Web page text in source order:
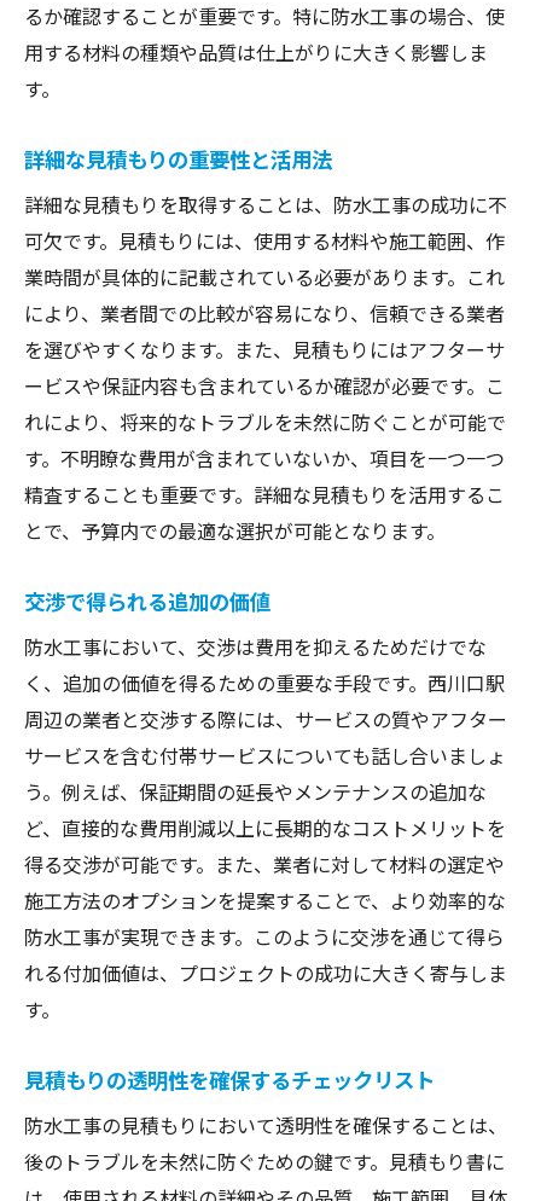
るか確認することが重要です。特に防水工事の場合、使
用する材料の種類や品質は仕上がりに大きく影響しま
す。
詳細な見積もりの重要性と活用法
詳細な見積もりを取得することは、防水工事の成功に不
可欠です。見積もりには、使用する材料や施工範囲、作
業時間が具体的に記載されている必要があります。これ
により、業者間での比較が容易になり、信頼できる業者
を選びやすくなります。また、見積もりにはアフターサ
ービスや保証内容も含まれているか確認が必要です。こ
れにより、将来的なトラブルを未然に防ぐことが可能で
す。不明瞭な費用が含まれていないか、項目を一つ一つ
精査することも重要です。詳細な見積もりを活用するこ
とで、予算内での最適な選択が可能となります。
交渉で得られる追加の価値
防水工事において、交渉は費用を抑えるためだけでな
く、追加の価値を得るための重要な手段です。西川口駅
周辺の業者と交渉する際には、サービスの質やアフター
サービスを含む付帯サービスについても話し合いましょ
う。例えば、保証期間の延長やメンテナンスの追加な
ど、直接的な費用削減以上に長期的なコストメリットを
得る交渉が可能です。また、業者に対して材料の選定や
施工方法のオプションを提案することで、より効率的な
防水工事が実現できます。このように交渉を通じて得ら
れる付加価値は、プロジェクトの成功に大きく寄与しま
す。
見積もりの透明性を確保するチェックリスト
防水工事の見積もりにおいて透明性を確保することは、
後のトラブルを未然に防ぐための鍵です。見積もり書に